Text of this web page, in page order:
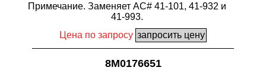
Примечание. Заменяет AC# 41-101, 41-932 и
41-993.
Цена по запросу
8M0176651